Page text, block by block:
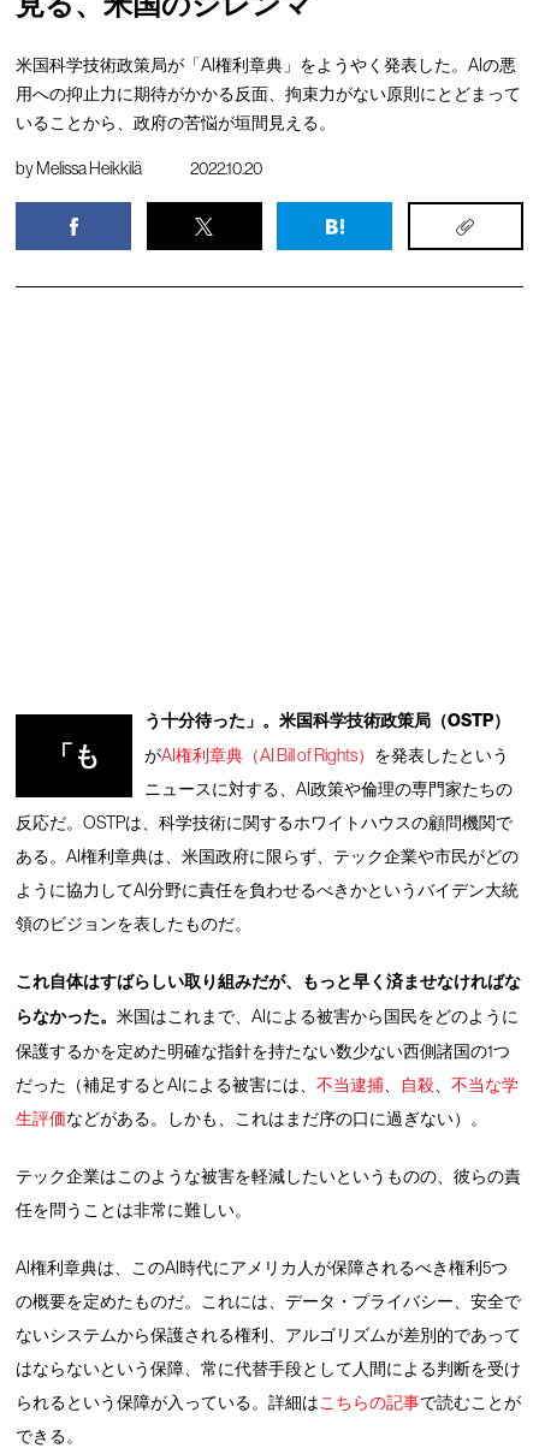
米国科学技術政策局が「AI権利章典」をようやく発表した。AIの悪
用への抑止力に期待がかかる反面、拘束力がない原則にとどまって
いることから、政府の苦悩が垣間見える。
byMelissa Heikkilä 2022.10.20
「も
う十分待った」。米国科学技術政策局（OSTP）
がAI権利章典（AI Bill of Rights） を発表したという
ニュースに対する、AI政策や倫理の専門家たちの
反応だ。OSTPは、科学技術に関するホワイトハウスの顧問機関で
ある。AI権利章典は、米国政府に限らず、テック企業や市民がどの
ように協力してAI分野に責任を負わせるべきかというバイデン大統
領のビジョンを表したものだ。
これ自体はすばらしい取り組みだが、もっと早く済ませなければな
らなかった。米国はこれまで、AIによる被害から国民をどのように
保護するかを定めた明確な指針を持たない数少ない西側諸国の1つ
だった（補足するとAIによる被害には、不当逮捕 自殺 、不当な学
生評価などがある。しかも、これはまだ序の口に過ぎない）。
テック企業はこのような被害を軽減したいというものの、彼らの責
任を問うことは非常に難しい。
AI権利章典は、このAI時代にアメリカ人が保障されるべき権利5つ
の概要を定めたものだ。これには、データ・プライバシー、安全で
ないシステムから保護される権利、アルゴリズムが差別的であって
はならないという保障、常に代替手段として人間による判断を受け
られるという保障が入っている。詳細はこちらの記事で読むことが
できる。